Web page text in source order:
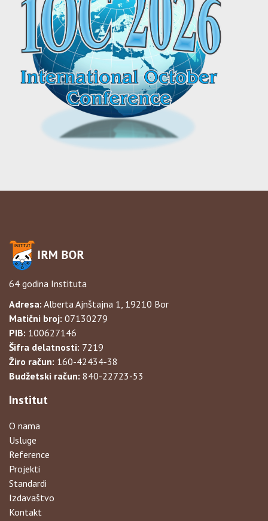
64 godina Instituta
Adresa: Alberta Ajnštajna 1, 19210 Bor
Matični broj: 07130279
PIB: 100627146
Šifra delatnosti: 7219
Žiro račun: 160-42434-38
Budžetski račun: 840-22723-53
Institut
O nama
Usluge
Reference
Projekti
Standardi
Izdavaštvo
Kontakt